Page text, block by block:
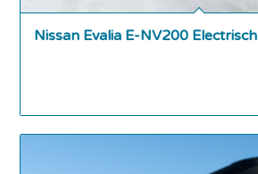
Nissan Evalia E-NV200 Electrisch